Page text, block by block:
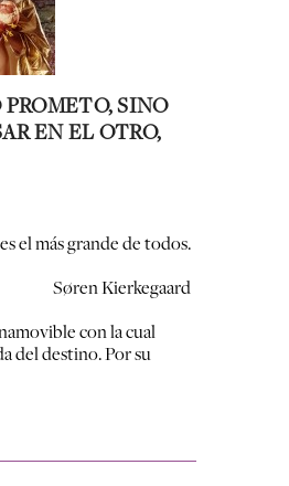
SINO
EN EL OTRO,
el más grande de todos.
Søren Kierkegaard
con la cual
del destino. Por su